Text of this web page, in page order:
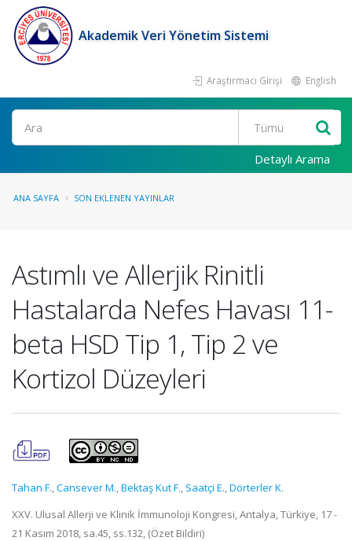
Akademik Veri Yönetim Sistemi
Araştırmacı Girişi English
Ara
Detaylı Arama
ANA SAYFA SON EKLENEN YAYINLAR
Astımlı ve Allerjik Rinitli
Hastalarda Nefes Havası 11-
beta HSD Tip 1, Tip 2 ve
Kortizol Düzeyleri
Tahan F.,Cansever M.,Bektaş Kut F., Saatçi E.,Dörterler K.
XXV. Ulusal Allerji ve Klinik İmmunoloji Kongresi, Antalya, Türkiye, 17 -
21 Kasım 2018, sa.45, ss.132, (Özet Bildiri)